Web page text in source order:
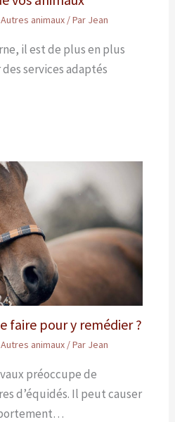
Autres animaux/ Par Jean
il est de plus en plus
services adaptés
faire pour y remédier ?
Autres animaux/ Par Jean
préoccupe de
d’équidés. Il peut causer